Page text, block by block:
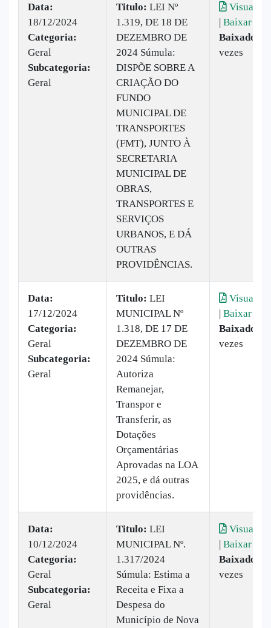
Data:
18/12/2024
Categoria:
Geral
Subcategoria:
Geral
Titulo: LEI Nº
1.319, DE 18 DE
DEZEMBRO DE
2024 Súmula:
DISPÕE SOBRE A
CRIAÇÃO DO
FUNDO
MUNICIPAL DE
TRANSPORTES
(FMT), JUNTO À
SECRETARIA
MUNICIPAL DE
OBRAS,
TRANSPORTES E
SERVIÇOS
URBANOS, E DÁ
OUTRAS
PROVIDÊNCIAS.
| Baixar
Baixado:
vezes
Data:
17/12/2024
Categoria:
Geral
Subcategoria:
Geral
Titulo: LEI
MUNICIPAL Nº
1.318, DE 17 DE
DEZEMBRO DE
2024 Súmula:
Autoriza
Remanejar,
Transpor e
Transferir, as
Dotações
Orçamentárias
Aprovadas na LOA
2025, e dá outras
providências.
| Baixar
Baixado:
vezes
Data:
10/12/2024
Categoria:
Geral
Subcategoria:
Geral
Titulo: LEI
MUNICIPAL Nº.
1.317/2024
Súmula: Estima a
Receita e Fixa a
Despesa do
Município de Nova
| Baixar
Baixado:
vezes